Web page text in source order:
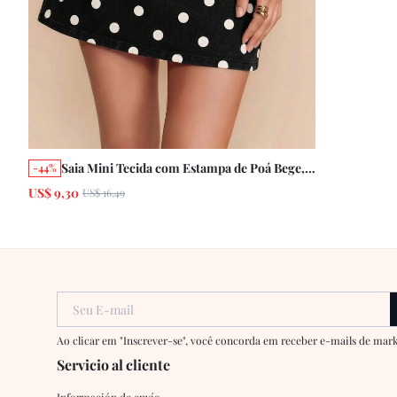
-44% Saia Mini Tecida com Estampa de Poá Bege,
Estilo Vintage Francês Parisiense
Primavera/Verão
US$ 9,30 US$ 16,49
Seu E-mail
Ao clicar em "Inscrever-se", você concorda em receber e-mails de
Servicio al cliente